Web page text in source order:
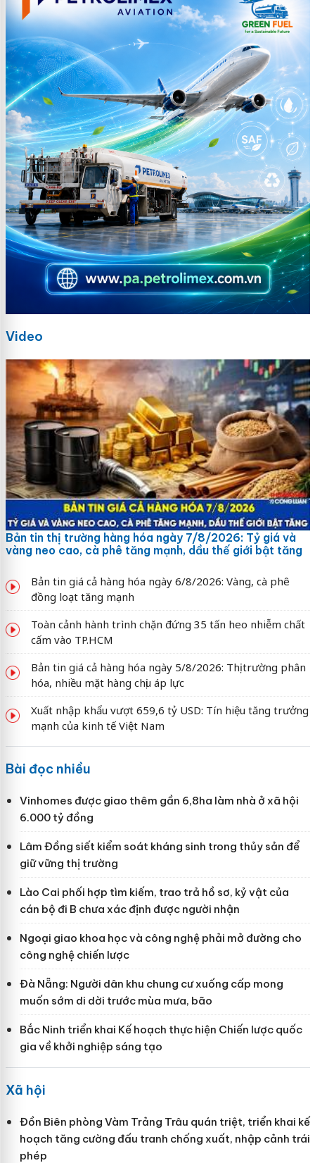
Video
Bản tin thị trường hàng hóa ngày 7/8/2026: Tỷ giá và
vàng neo cao, cà phê tăng mạnh, dầu thế giới bật tăng
Bản tin giá cả hàng hóa ngày 6/8/2026: Vàng, cà phê
đồng loạt tăng mạnh
Toàn cảnh hành trình chặn đứng 35 tấn heo nhiễm chất
cấm vào TP.HCM
Bản tin giá cả hàng hóa ngày 5/8/2026: Thị trường phân
hóa, nhiều mặt hàng chịu áp lực
Xuất nhập khẩu vượt 659,6 tỷ USD: Tín hiệu tăng trưởng
mạnh của kinh tế Việt Nam
Bài đọc nhiều
Vinhomes được giao thêm gần 6,8ha làm nhà ở xã hội
6.000 tỷ đồng
Lâm Đồng siết kiểm soát kháng sinh trong thủy sản để
giữ vững thị trường
Lào Cai phối hợp tìm kiếm, trao trả hồ sơ, kỷ vật của
cán bộ đi B chưa xác định được người nhận
Ngoại giao khoa học và công nghệ phải mở đường cho
công nghệ chiến lược
Đà Nẵng: Người dân khu chung cư xuống cấp mong
muốn sớm di dời trước mùa mưa, bão
Bắc Ninh triển khai Kế hoạch thực hiện Chiến lược quốc
gia về khởi nghiệp sáng tạo
Xã hội
Đồn Biên phòng Vàm Trảng Trâu quán triệt, triển khai kế
hoạch tăng cường đấu tranh chống xuất, nhập cảnh trái
phép